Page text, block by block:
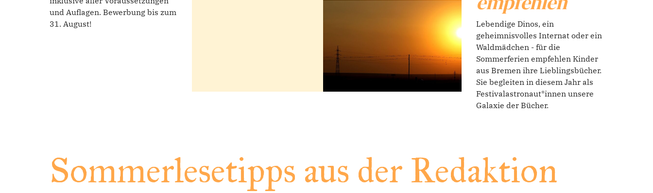
und Auflagen. Bewerbung bis zum
31. August!
Lebendige Dinos, ein
geheimnisvolles Internat oder ein
Waldmädchen - für die
Sommerferien empfehlen Kinder
aus Bremen ihre Lieblingsbücher.
Sie begleiten in diesem Jahr als
Festivalastronaut*innen unsere
Galaxie der Bücher.
Sommerlesetipps aus der Redaktion